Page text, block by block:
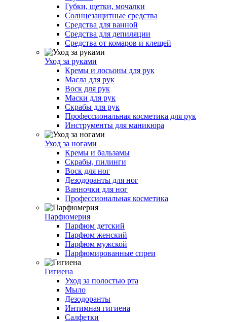
Губки, щетки, мочалки
Солнцезащитные средства
Средства для ванной
Средства для депиляции
Средства от комаров и клещей
Уход за руками
Кремы и лосьоны для рук
Масла для рук
Воск для рук
Маски для рук
Скрабы для рук
Профессиональная косметика для рук
Инструменты для маникюра
Уход за ногами
Кремы и бальзамы
Скрабы, пилинги
Воск для ног
Дезодоранты для ног
Ванночки для ног
Профессиональная косметика
Парфюмерия
Парфюм детский
Парфюм женский
Парфюм мужской
Парфюмированные спреи
Гигиена
Уход за полостью рта
Мыло
Дезодоранты
Интимная гигиена
Салфетки